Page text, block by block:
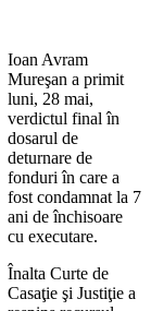
Ioan Avram
Mureşan a primit
luni, 28 mai,
verdictul final în
dosarul de
deturnare de
fonduri în care a
fost condamnat la 7
ani de închisoare
cu executare.
Înalta Curte de
Casaţie şi Justiţie a